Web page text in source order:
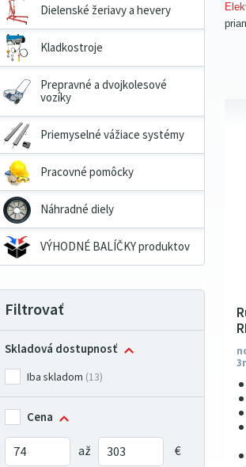
Dielenské žeriavy a hevery
Kladkostroje
Prepravné a dvojkolesové
vozíky
Priemyselné vážiace systémy
Pracovné pomôcky
Náhradné diely
VÝHODNÉ BALÍČKY produktov
Filtrovať
Skladová dostupnosť
Iba skladom (13)
Cena